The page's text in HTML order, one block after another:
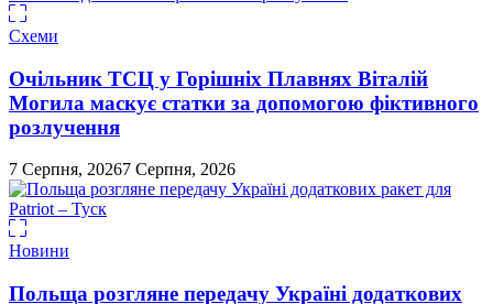
Схеми
Очільник ТСЦ у Горішніх Плавнях Віталій
Могила маскує статки за допомогою фіктивного
розлучення
7 Серпня, 20267 Серпня, 2026
Новини
Польща розгляне передачу Україні додаткових